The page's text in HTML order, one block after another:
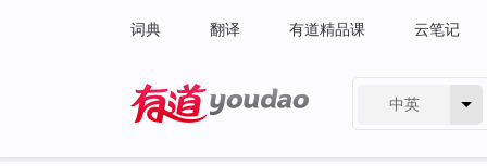
词典 翻译 有道精品课 云笔记
中英